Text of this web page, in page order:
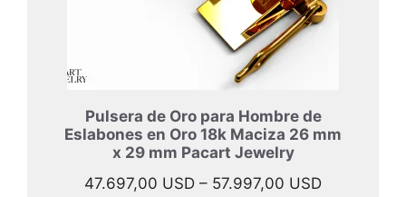
Pulsera de Oro para Hombre de
Eslabones en Oro 18k Maciza 26 mm
x 29 mm Pacart Jewelry
47.697,00 USD – 57.997,00 USDRango